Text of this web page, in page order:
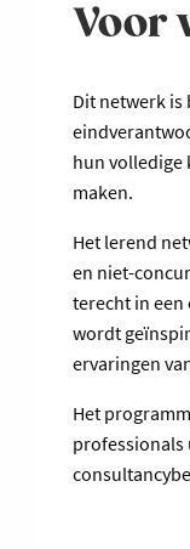
Voor
Dit netwerk
hun volledige
maken.
Het lerend
en niet-
terecht in
wordt
ervaringen
Het
professionals